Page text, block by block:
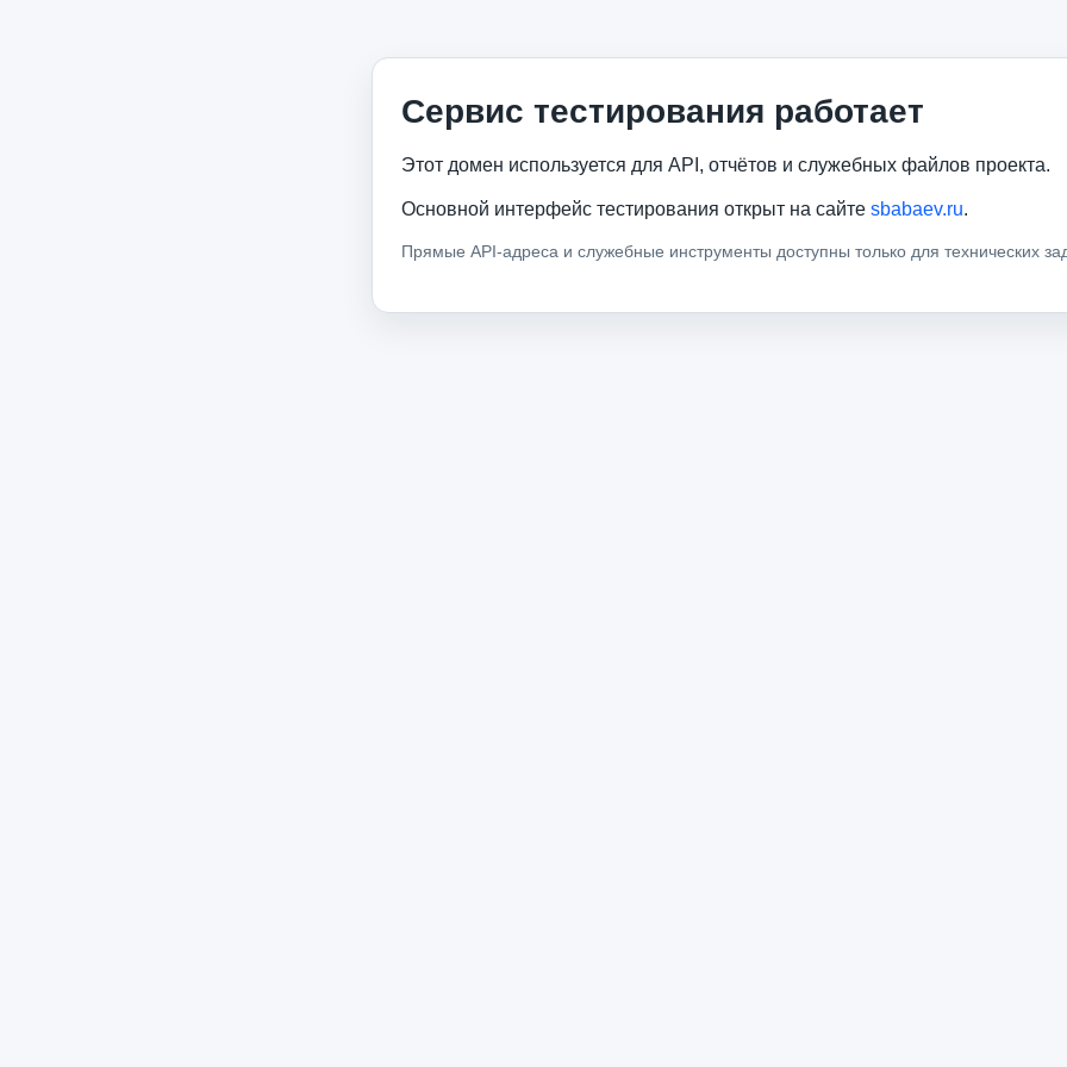
Сервис тестирования работает
Этот домен используется для API, отчётов и служебных файлов проекта.
Основной интерфейс тестирования открыт на сайте sbabaev.ru.
Прямые API-адреса и служебные инструменты доступны только для технических